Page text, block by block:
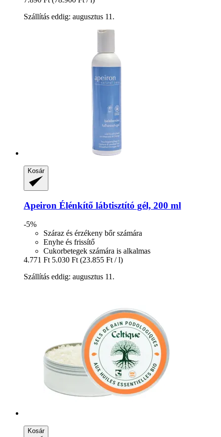
Szállítás eddig: augusztus 11.
Kosár
Apeiron Élénkítő lábtisztító gél, 200 ml
-5%
Száraz és érzékeny bőr számára
Enyhe és frissítő
Cukorbetegek számára is alkalmas
4.771 Ft 5.030 Ft (23.855 Ft / l)
Szállítás eddig: augusztus 11.
Kosár